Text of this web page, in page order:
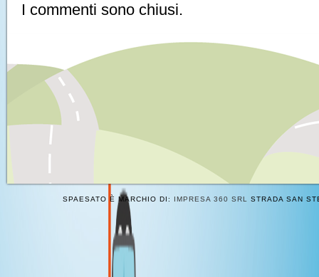
I commenti sono chiusi.
SPAESATO È MARCHIO DI: IMPRESA 360 SRL STRADA SAN